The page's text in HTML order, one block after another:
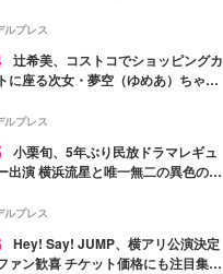
ルプレス
辻希美、コストコでショッピングカ
に座る次女・夢空（ゆめあ）ちゃん
「成長を感じる」の声
ルプレス
小栗旬、5年ぶり民放ドラマレギュ
出演 横浜流星と唯一無二の異色のバ
ルプレス
Hey! Say! JUMP、横アリ公演決定
ァン歓喜 チケット価格にも注目集ま